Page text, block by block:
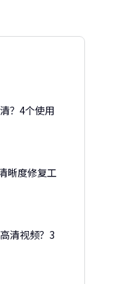
？4个使用
晰度修复工
清视频？3